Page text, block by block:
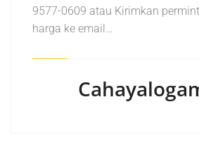
9577-0609 atau Kirimkan
harga ke email…